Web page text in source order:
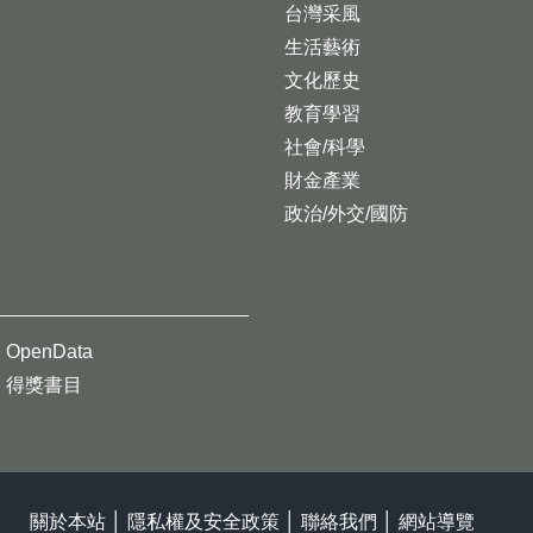
台灣采風
生活藝術
文化歷史
教育學習
社會/科學
財金產業
政治/外交/國防
OpenData
得獎書目
關於本站 隱私權及安全政策 聯絡我們 網站導覽